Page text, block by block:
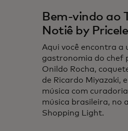
Bem-vindo ao
Notiê by
Aqui você encontra a
gastronomia do chef
Onildo Rocha,
de Ricardo Miyazaki,
música com
música brasileira, no
Shopping Light.